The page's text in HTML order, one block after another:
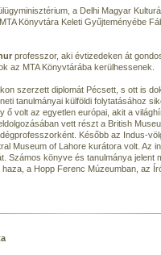
a Delhi Magyar
Könyvtára Keleti Gyűjteményébe
professzor, aki évtizedeken át
az MTA Könyvtárába kerülhessenek.
szerzett diplomát Pécsett, s ott is
tanulmányai külföldi folytatásához
volt az egyetlen európai, akit a
vett részt a British
Később az Indus-
Museum of Lahore kurátora volt. Az
Számos könyve és tanulmánya jelent
a Hopp Ferenc Múzeumban, az